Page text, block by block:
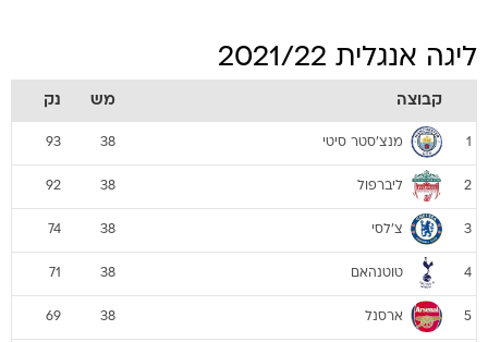
ליגה אנגלית 2021/22
קבוצה מש נק
1 מנצ'סטר סיטי 38
93
2 ליברפול 38
92
3 צ'לסי 38
74
4 טוטנהאם 38
71
5 ארסנל 38
69